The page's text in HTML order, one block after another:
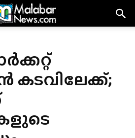
കടവിലേക്ക്;